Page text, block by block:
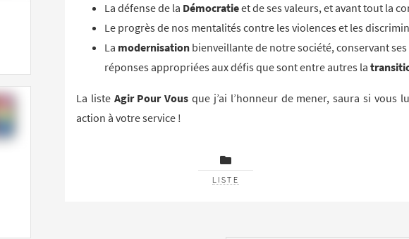
La défense de la Démocratieet de ses valeurs, et avant tout la
Le progrès de nos mentalités contre les violences et les
La modernisation bienveillante de notre société, conservant
réponses appropriées aux défis que sont entre autres la
La liste Agir Pour Vous que j’ai l’honneur de mener, saura si
action à votre service !
LISTE